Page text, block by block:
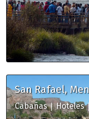
San Rafael,
Cabañas|Hoteles